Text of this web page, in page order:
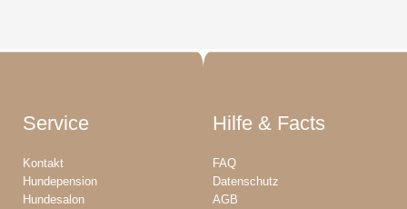
Service
Kontakt
Hundepension
Hundesalon
Hilfe & Facts
FAQ
Datenschutz
AGB